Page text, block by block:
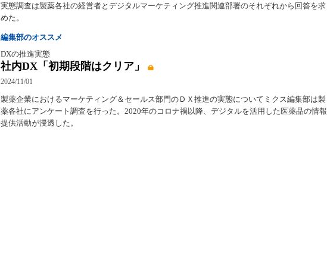
実態調査は製薬各社の経営者とデジタルマーケティング推進関連部署のそれぞれから回答を求
めた。
編集部のオススメ
DXの推進実態
社内DX「初期段階はクリア」
2024/11/01
製薬企業におけるマーケティング＆セールス部門のＤＸ推進の実態についてミクス編集部は製
薬各社にアンケート調査を行った。2020年のコロナ禍以降、デジタルを活用した医薬品の情報
提供活動が浸透した。